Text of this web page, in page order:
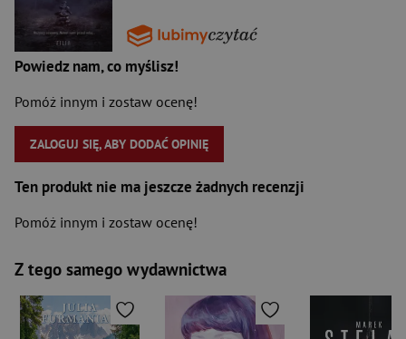
Powiedz nam, co myślisz!
Pomóż innym i zostaw ocenę!
ZALOGUJ SIĘ, ABY DODAĆ OPINIĘ
Ten produkt nie ma jeszcze żadnych recenzji
Pomóż innym i zostaw ocenę!
Z tego samego wydawnictwa